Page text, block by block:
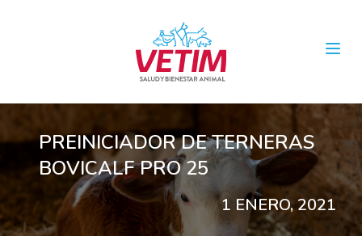
PREINICIADOR DE TERNERAS
BOVICALF PRO 25
1 ENERO, 2021